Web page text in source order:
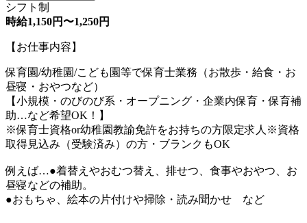
シフト制
時給1,150円〜1,250円
【お仕事内容】
保育園/幼稚園/こども園等で保育士業務（お散歩・給食・お
昼寝・おやつなど）
【小規模・のびのび系・オープニング・企業内保育・保育補
助…など希望OK！】
※保育士資格or幼稚園教諭免許をお持ちの方限定求人※資格
取得見込み（受験済み）の方・ブランクもOK
例えば…●着替えやおむつ替え、排せつ、食事やおやつ、お
昼寝などの補助。
●おもちゃ、絵本の片付けや掃除・読み聞かせ など